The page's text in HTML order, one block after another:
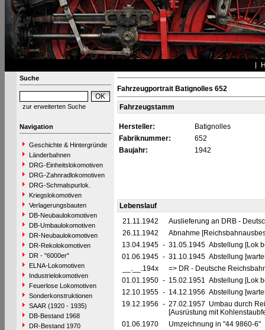
Suche
zur erweiterten Suche
Navigation
Geschichte & Hintergründe
Länderbahnen
DRG-Einheitslokomotiven
DRG-Zahnradlokomotiven
DRG-Schmalspurlok.
Kriegslokomotiven
Verlagerungsbauten
DB-Neubaulokomotiven
DB-Umbaulokomotiven
DR-Neubaulokomotiven
DR-Rekolokomotiven
DR - "6000er"
ELNA-Lokomotiven
Industrielokomotiven
Feuerlose Lokomotiven
Sonderkonstruktionen
SAAR (1920 - 1935)
DB-Bestand 1968
DR-Bestand 1970
Fahrzeugportrait Batignolles 652
Fahrzeugstamm
Hersteller:
Batignolles
Fabriknummer:
652
Baujahr:
1942
Lebenslauf
21.11.1942
Auslieferung an DRB -
26.11.1942
Abnahme
13.04.1945 - 31.05.1945 Abstellung [Lok
01.06.1945 - 31.10.1945 Abstellung
__.__.194x
=> DR - Deutsche
01.01.1950 - 15.02.1951 Abstellung [Lok
12.10.1955 - 14.12.1956 Abstellung
19.12.1956 - 27.02.1957 Umbau durch
[Ausrüstung mit
01.06.1970
Umzeichnung in "44 9860-6"